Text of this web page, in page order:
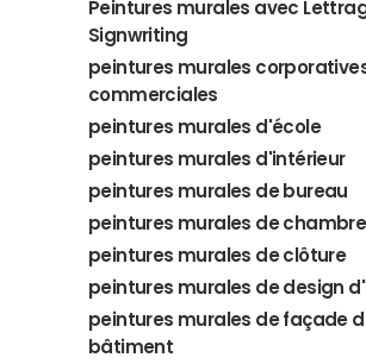
Peintures murales avec
Signwriting
peintures murales
commerciales
peintures murales d'école
peintures murales d'intérieur
peintures murales de bureau
peintures murales de chambre
peintures murales de clôture
peintures murales de design
peintures murales de façade
bâtiment